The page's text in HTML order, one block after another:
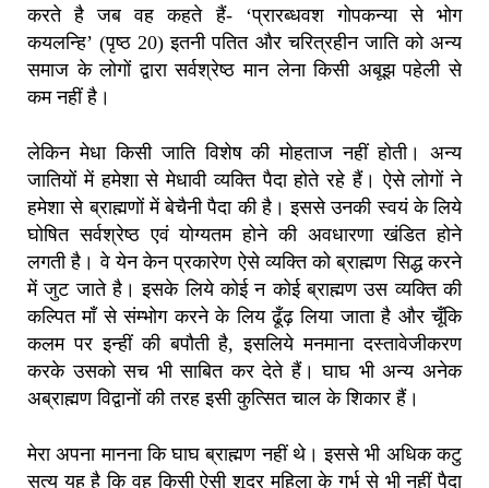
करते है जब वह कहते हैं- ‘प्रारब्धवश गोपकन्या से भोग
कयलन्हि’ (पृष्ठ 20) इतनी पतित और चरित्रहीन जाति को अन्य
समाज के लोगों द्वारा सर्वश्रेष्ठ मान लेना किसी अबूझ पहेली से
कम नहीं है।
लेकिन मेधा किसी जाति विशेष की मोहताज नहीं होती। अन्य
जातियों में हमेशा से मेधावी व्यक्ति पैदा होते रहे हैं। ऐसे लोगों ने
हमेशा से ब्राह्मणों में बेचैनी पैदा की है। इससे उनकी स्वयं के लिये
घोषित सर्वश्रेष्ठ एवं योग्यतम होने की अवधारणा खंडित होने
लगती है। वे येन केन प्रकारेण ऐसे व्यक्ति को ब्राह्मण सिद्ध करने
में जुट जाते है। इसके लिये कोई न कोई ब्राह्मण उस व्यक्ति की
कल्पित माँ से संम्भोग करने के लिय ढूँढ़ लिया जाता है और चूँकि
कलम पर इन्हीं की बपौती है, इसलिये मनमाना दस्तावेजीकरण
करके उसको सच भी साबित कर देते हैं। घाघ भी अन्य अनेक
अब्राह्मण विद्वानों की तरह इसी कुत्सित चाल के शिकार हैं।
मेरा अपना मानना कि घाघ ब्राह्मण नहीं थे। इससे भी अधिक कटु
सत्य यह है कि वह किसी ऐसी शूद्र महिला के गर्भ से भी नहीं पैदा